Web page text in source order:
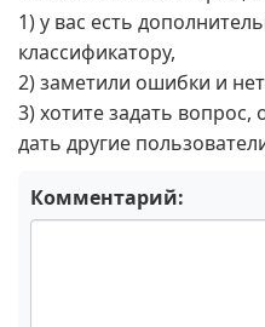
1) у вас есть
классификатору,
2) заметили ошибки и
3) хотите задать вопрос,
дать другие
Комментарий: